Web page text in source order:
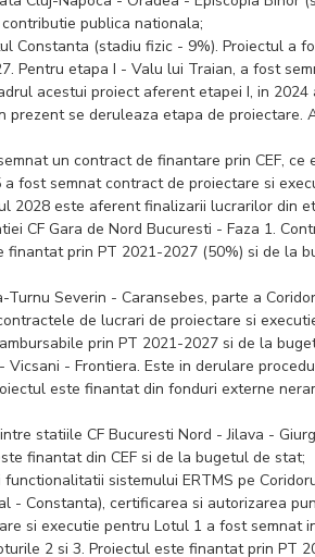
publica nationala;
Constanta (stadiu fizic - 9%). Proiectul a
Pentru etapa I - Valu lui Traian, a fost
acestui proiect aferent etapei I, in
se deruleaza etapa de proiectare.
un contract de finantare prin CEF, ce
fost semnat contract de proiectare si
2028 este aferent finalizarii lucrarilor din
CF Gara de Nord Bucuresti - Faza 1.
prin PT 2021-2027 (50%) si de la
Severin - Caransebes, parte a
de lucrari de proiectare si
prin PT 2021-2027 si de la
- Frontiera. Este in derulare
este finantat din fonduri externe
statiile CF Bucuresti Nord - Jilava -
finantat din CEF si de la bugetul de stat;
sistemului ERTMS pe
- Constanta), certificarea si autorizarea
si executie pentru Lotul 1 a fost semnat
2 si 3. Proiectul este finantat prin PT